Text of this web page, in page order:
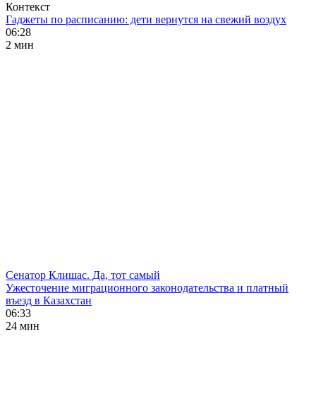
Контекст
Гаджеты по расписанию: дети вернутся на свежий воздух
06:28
2 мин
Сенатор Клишас. Да, тот самый
Ужесточение миграционного законодательства и платный
въезд в Казахстан
06:33
24 мин